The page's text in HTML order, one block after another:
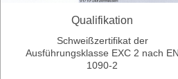
Qualifikation
Schweißzertifikat der
Ausführungsklasse EXC 2 nach EN
1090-2